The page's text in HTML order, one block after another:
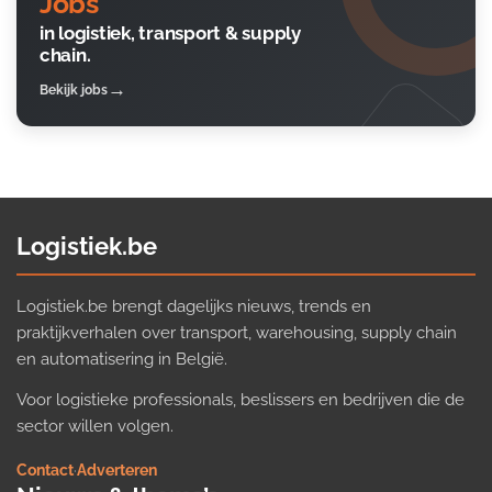
in logistiek, transport & supply
chain.
Bekijk jobs
Logistiek.be
Logistiek.be brengt dagelijks nieuws, trends en
praktijkverhalen over transport, warehousing, supply chain
en automatisering in België.
Voor logistieke professionals, beslissers en bedrijven die de
sector willen volgen.
Contact·Adverteren